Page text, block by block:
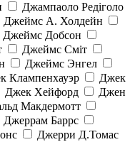
Джампаоло Редіголо
Джеймс А. Холдейн
Джеймс Добсон
Джеймс Сміт
Джеймс Энгел
Клампенхауэр
Джек
Джек Хейфорд
Джен
Макдермотт
Джеррам Баррс
Джерри Д.Томас